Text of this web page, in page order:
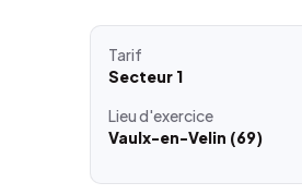
Tarif
Secteur 1
Lieud'exercice
Vaulx-en-Velin (69)